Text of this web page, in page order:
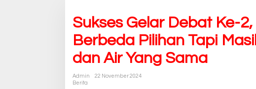
Sukses Gelar Debat Ke-
Berbeda Pilihan Tapi
dan Air Yang Sama
Admin
22 November 2024
Berita